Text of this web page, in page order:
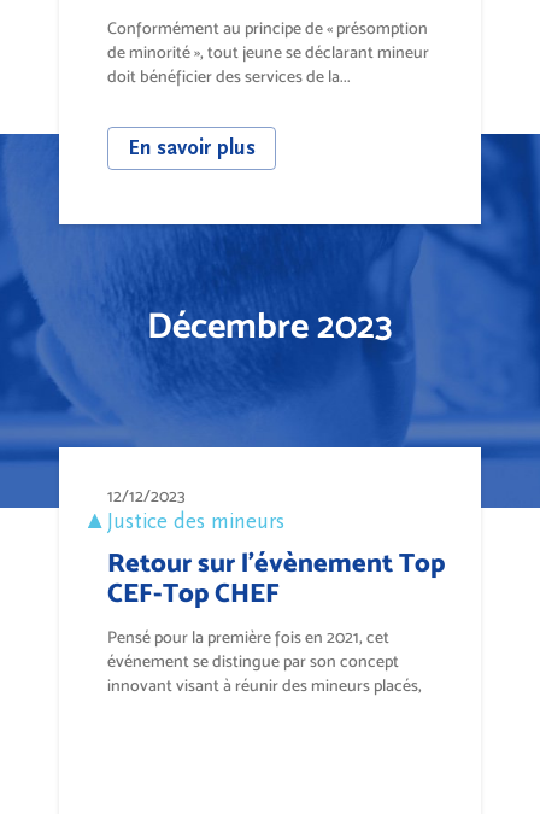
Conformément au principe de « présomption
de minorité », tout jeune se déclarant mineur
doit bénéficier des services de la...
En savoir plus
Décembre 2023
12/12/2023
Justice des mineurs
Retour sur l’évènement Top
CEF-Top CHEF
Pensé pour la première fois en 2021, cet
événement se distingue par son concept
innovant visant à réunir des mineurs placés,